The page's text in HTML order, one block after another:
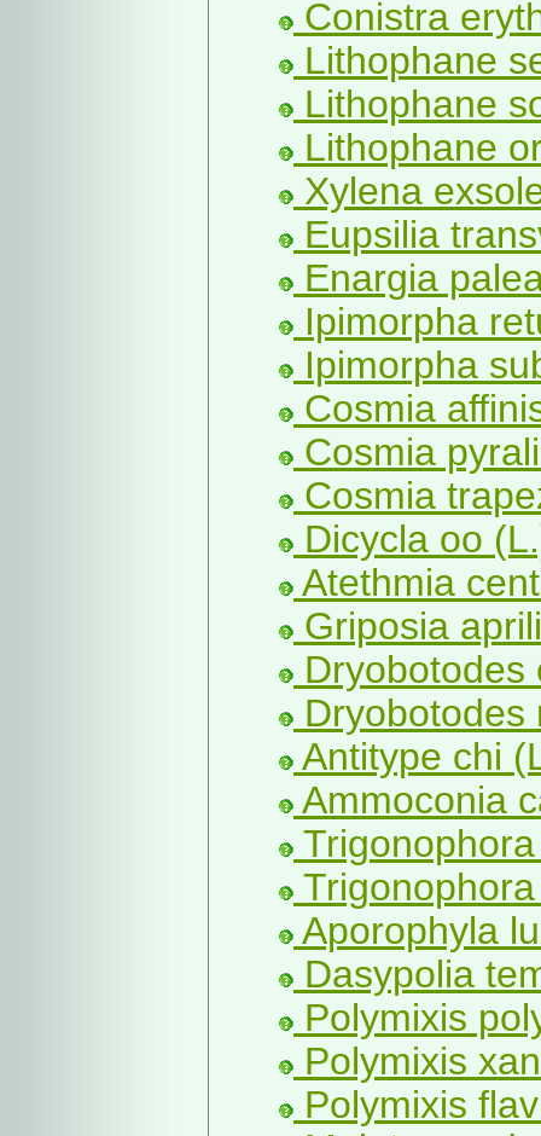
Conistra
Lithophane
Lithophane
Lithophane
Xylena
Eupsilia
Enargia
Ipimorpha
Ipimorpha
Cosmia
Cosmia
Cosmia
Dicycla oo
Atethmia
Griposia
Dryobotodes
Dryobotodes
Antitype chi
Ammoconia
Aporophyla
Dasypolia
Polymixis
Polymixis
Polymixis